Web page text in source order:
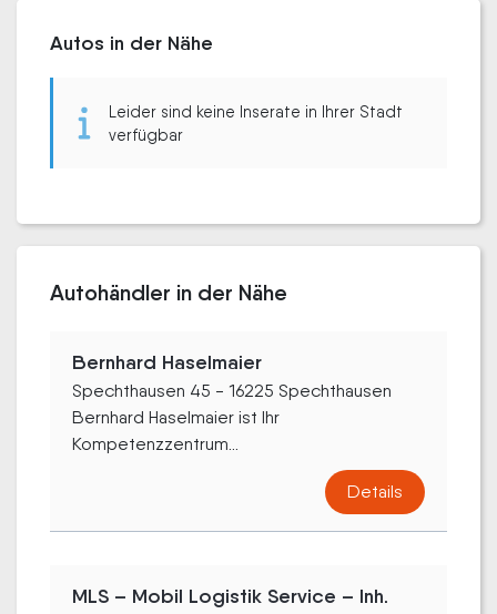
Autos in der Nähe
Leider sind keine Inserate in Ihrer Stadt
verfügbar
Autohändler in der Nähe
Bernhard Haselmaier
Spechthausen 45 - 16225 Spechthausen
Bernhard Haselmaier ist Ihr
Kompetenzzentrum...
Details
MLS – Mobil Logistik Service – Inh.